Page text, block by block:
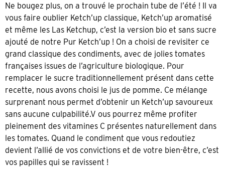
Ne bougez plus, on a trouvé le prochain tube de l’été ! Il va
vous faire oublier Ketch’up classique, Ketch’up aromatisé
et même les Las Ketchup, c’est la version bio et sans sucre
ajouté de notre Pur Ketch’up ! On a choisi de revisiter ce
grand classique des condiments, avec de jolies tomates
françaises issues de l’agriculture biologique. Pour
remplacer le sucre traditionnellement présent dans cette
recette, nous avons choisi le jus de pomme. Ce mélange
surprenant nous permet d’obtenir un Ketch’up savoureux
sans aucune culpabilité.V ous pourrez même profiter
pleinement des vitamines C présentes naturellement dans
les tomates. Quand le condiment que vous redoutiez
devient l’allié de vos convictions et de votre bien-être, c’est
vos papilles qui se ravissent !